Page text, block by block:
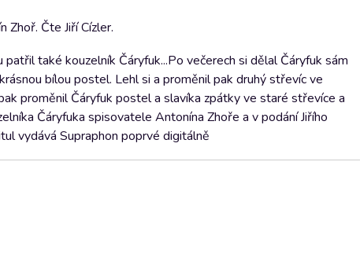
Zhoř. Čte Jiří Cízler.
také kouzelník Čáryfuk...Po večerech si dělal Čáryfuk sám
bílou postel. Lehl si a proměnil pak druhý střevíc ve
proměnil Čáryfuk postel a slavíka zpátky ve staré střevíce a
Čáryfuka spisovatele Antonína Zhoře a v podání Jiřího
vydává Supraphon poprvé digitálně